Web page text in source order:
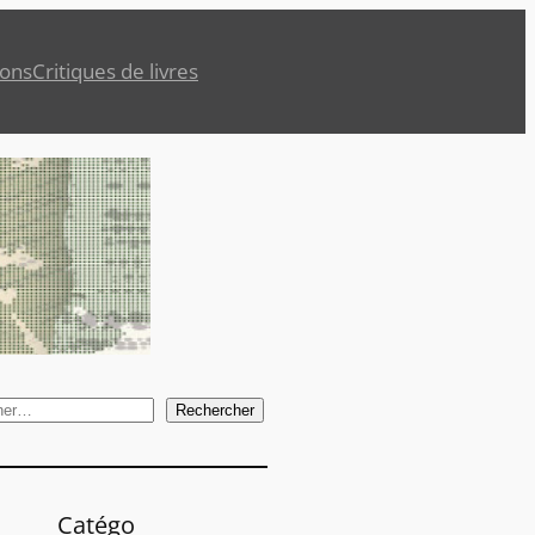
Critiques de livres
Rechercher
Catégo